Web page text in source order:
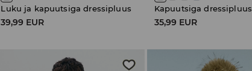
Luku ja kapuutsiga dressipluus
39,99 EUR
Kapuutsiga dressipluus
35,99 EUR